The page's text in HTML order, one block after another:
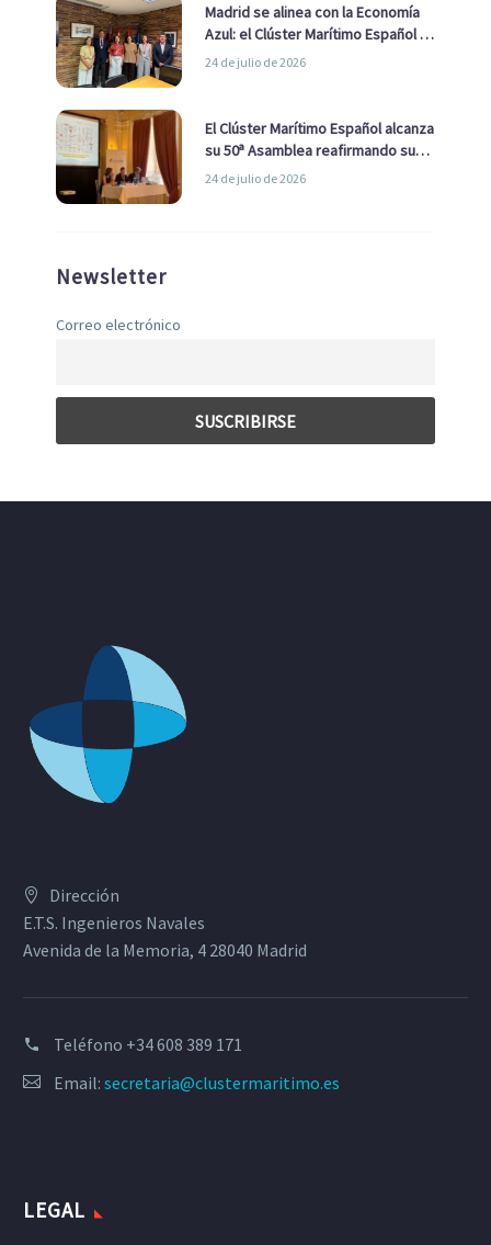
Madrid se alinea con la Economía
Azul: el Clúster Marítimo Español y
la Real Liga Naval avanzan alianzas
24 de julio de 2026
El Clúster Marítimo Español alcanza
su 50ª Asamblea reafirmando su
liderazgo en la Economía Azul
24 de julio de 2026
Newsletter
Correo electrónico
Dirección
E.T.S. Ingenieros Navales
Avenida de la Memoria, 4 28040 Madrid
Teléfono +34 608 389 171
Email: secretaria@clustermaritimo.es
LEGAL